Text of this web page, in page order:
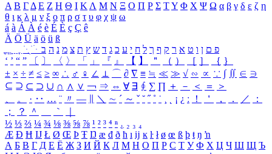
Α Β ΓΔ Ε Ζ Η Θ Ι ΚΛ Μ Ν Ξ Ο Π Ρ Σ ΤΥ Φ Χ Ψ Ω α β γ δ ε ζ η
θ ι κ λ μ ν ξ ο π ρ σ τ υ φ χ ψ ω
á à Á À é è É È ç Ç ê
Ä Ö Ü ä ö ü ß
ִֶֹ ֻּ ׁׂ פ ם ן ו ט א ר ק ף ך ל ח י ע כ ג ד ש ץ ת צ מ נ ה ב
‘ ’ “ ” 〔 〕 〈 〉 「 」 『 』 【 】 ＂ （ ） ［ ］ ｛ ｝
± × ÷ ≠ ≤ ≥ ∞ ∴ ♂ ♀ ∠ ⊥ ⌒ ∂ ∇ ≡ ≒ ≪ ≫ √ ∽ ∝ ∵ ∫ ∬ ∈ ∋
⊆ ⊇ ⊂ ⊃ ∪ ∩ ∧ ∨ ￢ ⇒ ⇔ ∀ ∃ ∮ ∑ ∏ ＋ － ＜ ＝
＞
、
。 · ‥ … ¨ 〃 ― ＼ ∼ ´ ～ ˇ ˘ ˝ ˚ ˙ ¸ ¡ ¿ ː ！ ＇ ， ． ／
：
；
？ ＾ ｀
½ ⅓ ⅔ ¼ ¾ ⅛ ⅜ ⅝ ⅞ ¹ ² ³ ⁴ ⁿ ₁ ₂ ₃ ₄
Æ Ð Ħ Ĳ Ł Ø Œ Þ Ŧ Ŋ æ đ ð ħ ı ĳ ĸ ŀ ł ø œ ß þ ŧ ŋ ŉ
А Б В Г Д Е Ё Ж З И Й К Л М Н О П Р С Т У Ф Х Ц Ч Ш Щ Ъ